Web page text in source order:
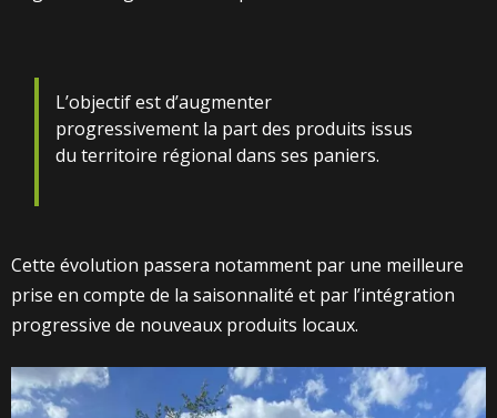
L’objectif est d’augmenter
progressivement la part des produits issus
du territoire régional dans ses paniers.
Cette évolution passera notamment par une meilleure
prise en compte de la saisonnalité et par l’intégration
progressive de nouveaux produits locaux.